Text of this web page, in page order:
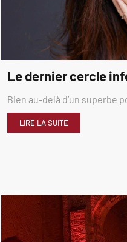
Le dernier cercle
Bien au-delà d’un superbe
LIRE LA SUITE